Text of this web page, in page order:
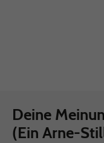
Deine
(Ein Arne-